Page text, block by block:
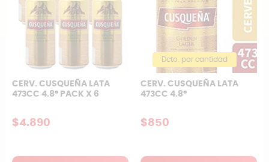
CERV. CUSQUEÑA LATA
473CC 4.8° PACK X 6
$4.890
Dcto. por cantidad
CERV. CUSQUEÑA LATA
473CC 4.8°
$850